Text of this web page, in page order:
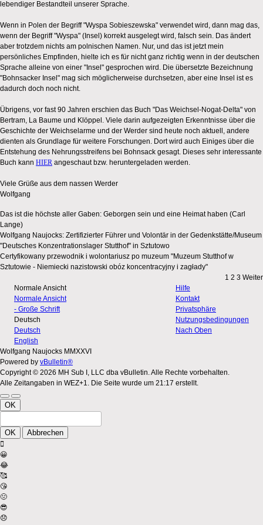
lebendiger Bestandteil unserer Sprache.
Wenn in Polen der Begriff "Wyspa Sobieszewska" verwendet wird, dann mag das,
wenn der Begriff "Wyspa" (Insel) korrekt ausgelegt wird, falsch sein. Das ändert
aber trotzdem nichts am polnischen Namen. Nur, und das ist jetzt mein
persönliches Empfinden, hielte ich es für nicht ganz richtig wenn in der deutschen
Sprache alleine von einer "Insel" gesprochen wird. Die übersetzte Bezeichnung
"Bohnsacker Insel" mag sich möglicherweise durchsetzen, aber eine Insel ist es
dadurch doch noch nicht.
Übrigens, vor fast 90 Jahren erschien das Buch "Das Weichsel-Nogat-Delta" von
Bertram, La Baume und Klöppel. Viele darin aufgezeigten Erkenntnisse über die
Geschichte der Weichselarme und der Werder sind heute noch aktuell, andere
dienten als Grundlage für weitere Forschungen. Dort wird auch Einiges über die
Entstehung des Nehrungsstreifens bei Bohnsack gesagt. Dieses sehr interessante
Buch kann HIER angeschaut bzw. heruntergeladen werden.
Viele Grüße aus dem nassen Werder
Wolfgang
Das ist die höchste aller Gaben: Geborgen sein und eine Heimat haben (Carl
Lange)
Wolfgang Naujocks: Zertifizierter Führer und Volontär in der Gedenkstätte/Museum
"Deutsches Konzentrationslager Stutthof" in Sztutowo
Certyfikowany przewodnik i wolontariusz po muzeum "Muzeum Stutthof w
Sztutowie - Niemiecki nazistowski obóz koncentracyjny i zagłady"
1 2 3 Weiter
Normale Ansicht
Normale Ansicht
- Große Schrift
Deutsch
Deutsch
English
Hilfe
Kontakt
Privatsphäre
Nutzungsbedingungen
Nach Oben
Wolfgang Naujocks MMXXVI
Powered by vBulletin®
Copyright © 2026 MH Sub I, LLC dba vBulletin. Alle Rechte vorbehalten.
Alle Zeitangaben in WEZ+1. Die Seite wurde um 21:17 erstellt.
OK
OK Abbrechen
😀
😂
🥰
😘
🤢
😎
😞